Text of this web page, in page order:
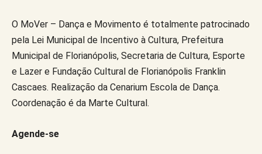
O MoVer – Dança e Movimento é totalmente patrocinado
pela Lei Municipal de Incentivo à Cultura, Prefeitura
Municipal de Florianópolis, Secretaria de Cultura, Esporte
e Lazer e Fundação Cultural de Florianópolis Franklin
Cascaes. Realização da Cenarium Escola de Dança.
Coordenação é da Marte Cultural.
Agende-se